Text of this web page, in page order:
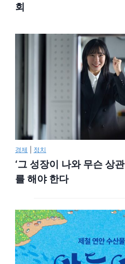
회
경제 정치
‘그 성장이 나와 무슨 상
를 해야 한다